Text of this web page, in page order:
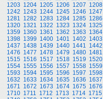
1203 1204 1205 1206 1207 1208
1242 1243 1244 1245 1246 1247
1281 1282 1283 1284 1285 1286
1320 1321 1322 1323 1324 1325
1359 1360 1361 1362 1363 1364
1398 1399 1400 1401 1402 1403
1437 1438 1439 1440 1441 1442
1476 1477 1478 1479 1480 1481
1515 1516 1517 1518 1519 1520
1554 1555 1556 1557 1558 1559
1593 1594 1595 1596 1597 1598
1632 1633 1634 1635 1636 1637
1671 1672 1673 1674 1675 1676
1710 1711 1712 1713 1714 1715